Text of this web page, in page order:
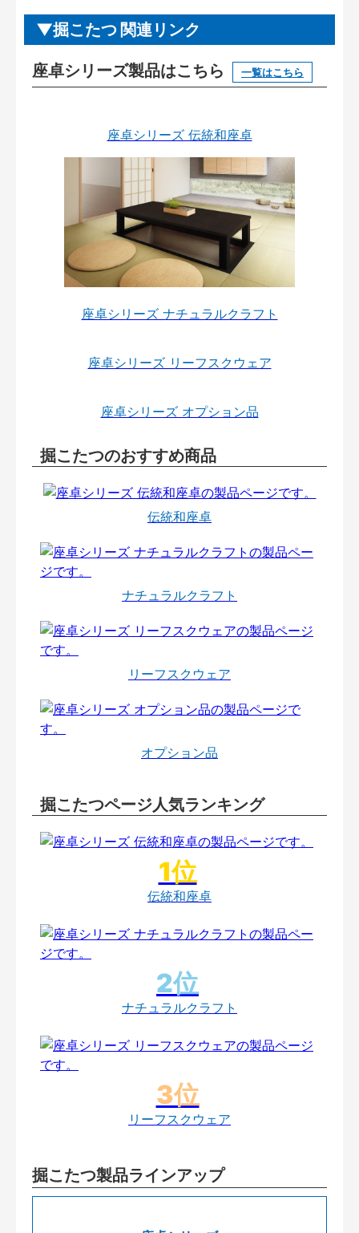
掘こたつ 関連リンク
座卓シリーズ製品はこちら 一覧はこちら
座卓シリーズ 伝統和座卓
座卓シリーズ ナチュラルクラフト
座卓シリーズ リーフスクウェア
座卓シリーズ オプション品
掘こたつのおすすめ商品
伝統和座卓
ナチュラルクラフト
リーフスクウェア
オプション品
掘こたつページ人気ランキング
伝統和座卓
ナチュラルクラフト
リーフスクウェア
掘こたつ製品ラインアップ